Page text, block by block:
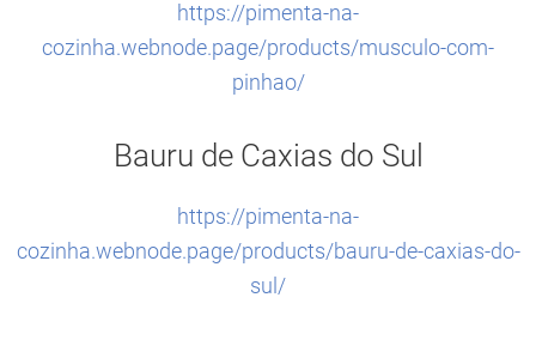
https://pimenta-na-
cozinha.webnode.page/products/musculo-com-
pinhao/
Bauru de Caxias do Sul
https://pimenta-na-
cozinha.webnode.page/products/bauru-de-caxias-do-
sul/